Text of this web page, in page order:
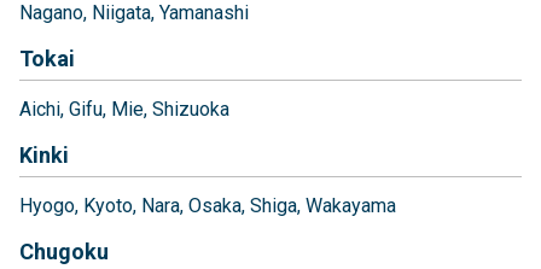
Nagano Niigata Yamanashi
Tokai
Aichi Gifu Mie Shizuoka
Kinki
Hyogo Kyoto Nara Osaka Shiga Wakayama
Chugoku